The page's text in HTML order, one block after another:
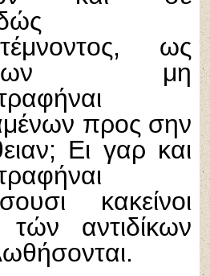
ως
μη
προς σην
Ει γαρ και
κακείνοι
αντιδίκων